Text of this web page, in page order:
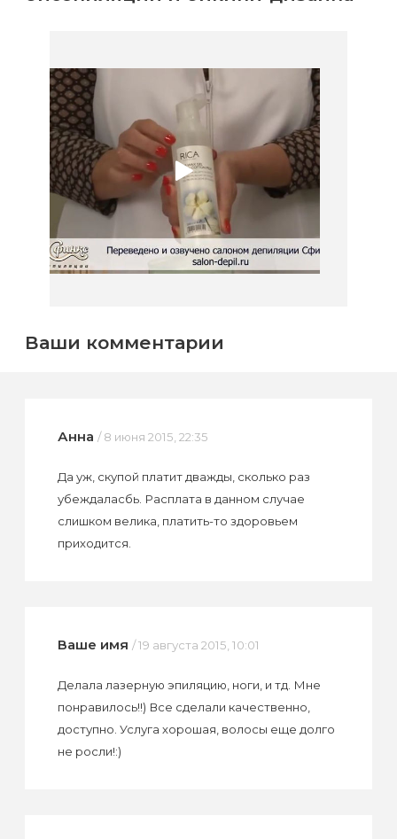
Ваши комментарии
Анна / 8 июня 2015, 22:35
Да уж, скупой платит дважды, сколько раз
убеждаласбь. Расплата в данном случае
слишком велика, платить-то здоровьем
приходится.
Ваше имя / 19 августа 2015, 10:01
Делала лазерную эпиляцию, ноги, и тд. Мне
понравилось!!) Все сделали качественно,
доступно. Услуга хорошая, волосы еще долго
не росли!:)